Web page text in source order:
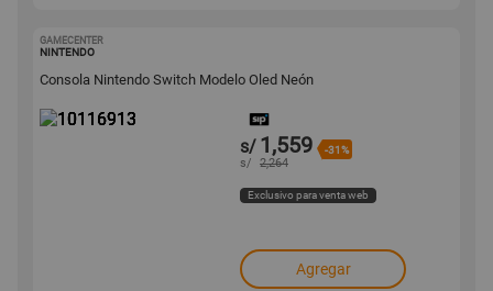
GAMECENTER
NINTENDO
Consola Nintendo Switch Modelo Oled Neón
s/ 1,559 -31%
s/ 2,264
Exclusivo para venta web
Agregar